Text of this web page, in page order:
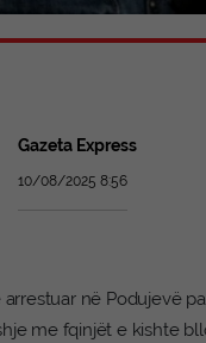
Gazeta Express
10/08/2025 8:56
në Podujevë
me fqinjët e kishte